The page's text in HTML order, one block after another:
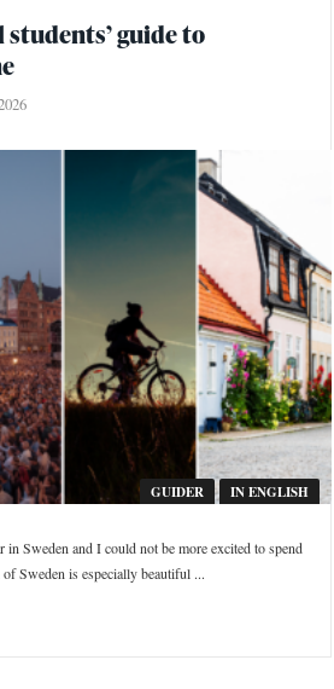
guide to
GUIDER IN ENGLISH
Sweden and I could not be more excited to spend
Sweden is especially beautiful ...